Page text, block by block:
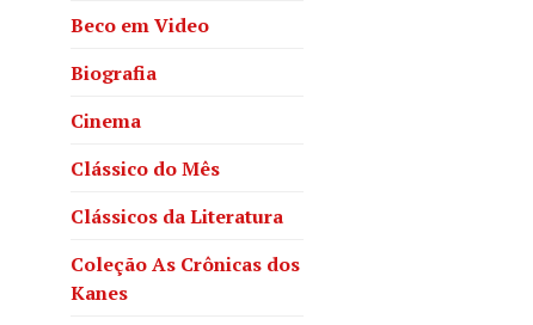
Beco em Video
Biografia
Cinema
Clássico do Mês
Clássicos da Literatura
Coleção As Crônicas dos
Kanes